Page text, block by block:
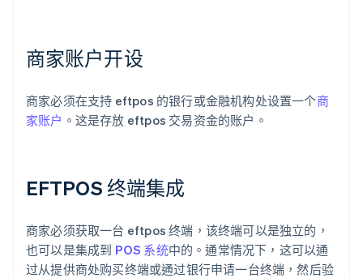
商家账户开设
商家必须在支持 eftpos 的银行或金融机构处设置一个商
家账户 。这是存放 eftpos 交易资金的账户。
EFTPOS 终端集成
商家必须获取一台 eftpos 终端，该终端可以是独立的，
也可以是集成到 POS 系统中的。通常情况下，这可以通
过从提供商处购买终端或通过银行申请一台终端，然后验